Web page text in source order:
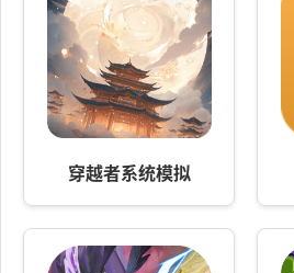
穿越者系统模拟